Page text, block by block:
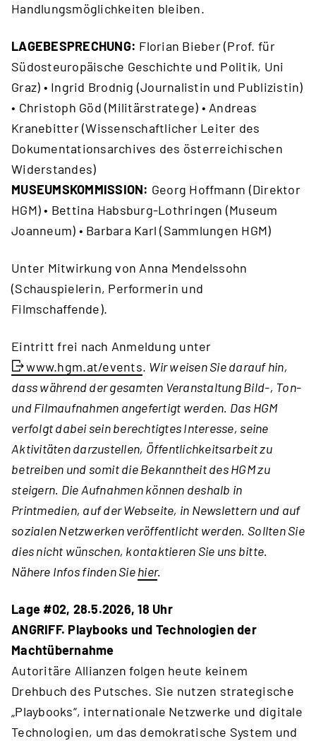
Handlungsmöglichkeiten bleiben.
LAGEBESPRECHUNG: Florian Bieber (Prof. für
Südosteuropäische Geschichte und Politik, Uni
Graz) • Ingrid Brodnig (Journalistin und Publizistin)
• Christoph Göd (Militärstratege) • Andreas
Kranebitter (Wissenschaftlicher Leiter des
Dokumentationsarchives des österreichischen
Widerstandes)
MUSEUMSKOMMISSION: Georg Hoffmann (Direktor
HGM) • Bettina Habsburg-Lothringen (Museum
Joanneum) • Barbara Karl (Sammlungen HGM)
Unter Mitwirkung von Anna Mendelssohn
(Schauspielerin, Performerin und
Filmschaffende).
Eintritt frei nach Anmeldung unter
www.hgm.at/events. Wir weisen Sie darauf hin,
dass während der gesamten Veranstaltung Bild-, Ton-
und Filmaufnahmen angefertigt werden. Das HGM
verfolgt dabei sein berechtigtes Interesse, seine
Aktivitäten darzustellen, Öffentlichkeitsarbeit zu
betreiben und somit die Bekanntheit des HGM zu
steigern. Die Aufnahmen können deshalb in
Printmedien, auf der Webseite, in Newslettern und auf
sozialen Netzwerken veröffentlicht werden. Sollten Sie
dies nicht wünschen, kontaktieren Sie uns bitte.
Nähere Infos finden Siehier.
Lage #02, 28.5.2026, 18 Uhr
ANGRIFF. Playbooks und Technologien der
Machtübernahme
Autoritäre Allianzen folgen heute keinem
Drehbuch des Putsches. Sie nutzen strategische
„Playbooks“, internationale Netzwerke und digitale
Technologien, um das demokratische System und